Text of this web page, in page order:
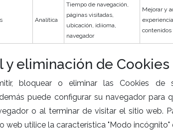
Analítica
Tiempo de navegación,
páginas visitadas,
ubicación, idiioma,
navegador
Mejorar y
contenidos
y eliminación de Cookies
bloquear o eliminar las Cookies
puede configurar su navegador
o al terminar de visitar el sitio web.
web utilice la característica "Modo incógnito"